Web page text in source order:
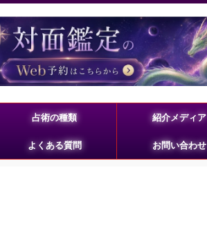
占術の種類 紹介メディア
よくある質問 お問い合わせ